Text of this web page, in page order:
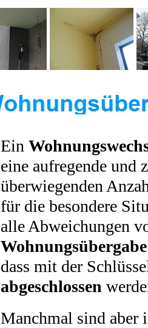
Ein
eine aufregende und
überwiegenden
für die besondere
alle Abweichungen
Wohnungsübergabe
dass mit der
abgeschlossen
Manchmal sind aber